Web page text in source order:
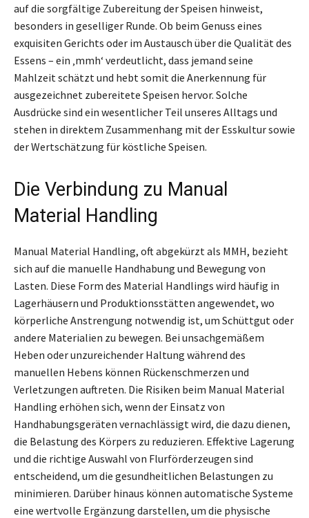
auf die sorgfältige Zubereitung der Speisen hinweist,
besonders in geselliger Runde. Ob beim Genuss eines
exquisiten Gerichts oder im Austausch über die Qualität des
Essens – ein ‚mmh‘ verdeutlicht, dass jemand seine
Mahlzeit schätzt und hebt somit die Anerkennung für
ausgezeichnet zubereitete Speisen hervor. Solche
Ausdrücke sind ein wesentlicher Teil unseres Alltags und
stehen in direktem Zusammenhang mit der Esskultur sowie
der Wertschätzung für köstliche Speisen.
Die Verbindung zu Manual
Material Handling
Manual Material Handling, oft abgekürzt als MMH, bezieht
sich auf die manuelle Handhabung und Bewegung von
Lasten. Diese Form des Material Handlings wird häufig in
Lagerhäusern und Produktionsstätten angewendet, wo
körperliche Anstrengung notwendig ist, um Schüttgut oder
andere Materialien zu bewegen. Bei unsachgemäßem
Heben oder unzureichender Haltung während des
manuellen Hebens können Rückenschmerzen und
Verletzungen auftreten. Die Risiken beim Manual Material
Handling erhöhen sich, wenn der Einsatz von
Handhabungsgeräten vernachlässigt wird, die dazu dienen,
die Belastung des Körpers zu reduzieren. Effektive Lagerung
und die richtige Auswahl von Flurförderzeugen sind
entscheidend, um die gesundheitlichen Belastungen zu
minimieren. Darüber hinaus können automatische Systeme
eine wertvolle Ergänzung darstellen, um die physische